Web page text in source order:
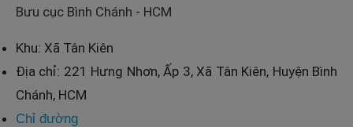
Bưu cục Bình Chánh - HCM
Khu: Xã Tân Kiên
Địa chỉ: 221 Hưng Nhơn, Ấp 3, Xã Tân Kiên, Huyện Bình
Chánh, HCM
Chỉ đường